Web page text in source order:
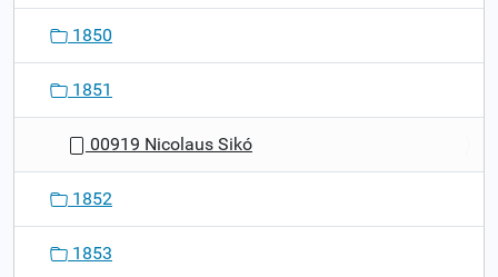
1850
1851
00919 Nicolaus Sikó
1852
1853